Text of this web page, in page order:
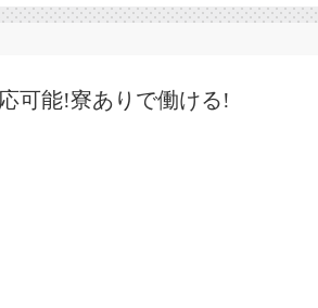
可能!寮ありで働ける!